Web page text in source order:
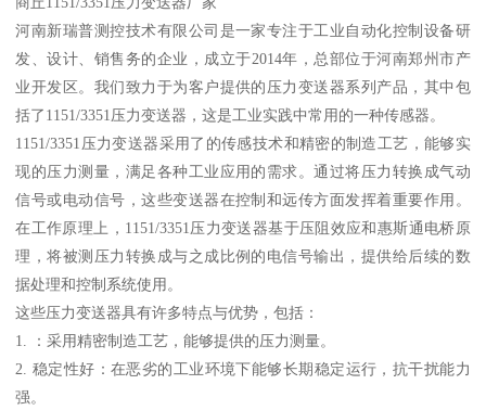
河南新瑞普测控技术有限公司是一家专注于工业自动化控制设备研
发、设计、销售务的企业，成立于2014年，总部位于河南郑州市产
业开发区。我们致力于为客户提供的压力变送器系列产品，其中包
括了1151/3351压力变送器，这是工业实践中常用的一种传感器。
1151/3351压力变送器采用了的传感技术和精密的制造工艺，能够实
现的压力测量，满足各种工业应用的需求。通过将压力转换成气动
信号或电动信号，这些变送器在控制和远传方面发挥着重要作用。
在工作原理上，1151/3351压力变送器基于压阻效应和惠斯通电桥原
理，将被测压力转换成与之成比例的电信号输出，提供给后续的数
据处理和控制系统使用。
这些压力变送器具有许多特点与优势，包括：
1. ：采用精密制造工艺，能够提供的压力测量。
2. 稳定性好：在恶劣的工业环境下能够长期稳定运行，抗干扰能力
强。